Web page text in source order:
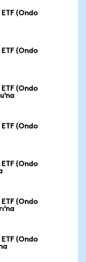
(Ondo
(Ondo
(Ondo
(Ondo
(Ondo
(Ondo
(Ondo